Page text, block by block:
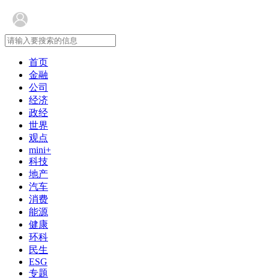
首页
金融
公司
经济
政经
世界
观点
mini+
科技
地产
汽车
消费
能源
健康
环科
民生
ESG
专题